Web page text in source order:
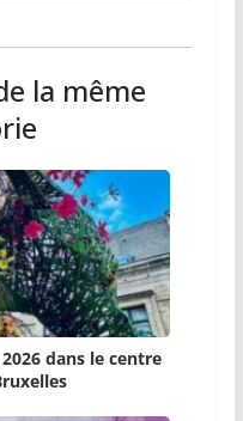
la même
dans le centre